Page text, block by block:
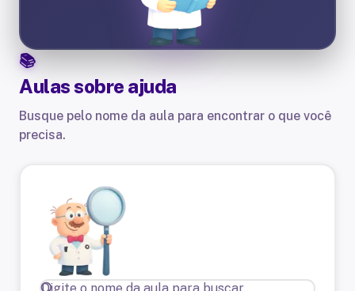
Aulas sobre ajuda
Busque pelo nome da aula para encontrar o que você
precisa.